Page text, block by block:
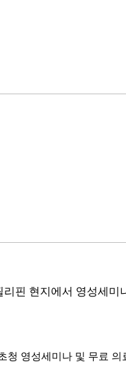
핀 현지에서 영성세미
청 영성세미나 및 무료